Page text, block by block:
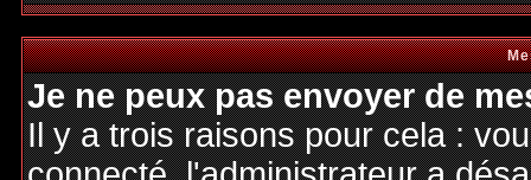
Je ne peux pas envoyer de
Il y a trois raisons pour cela :